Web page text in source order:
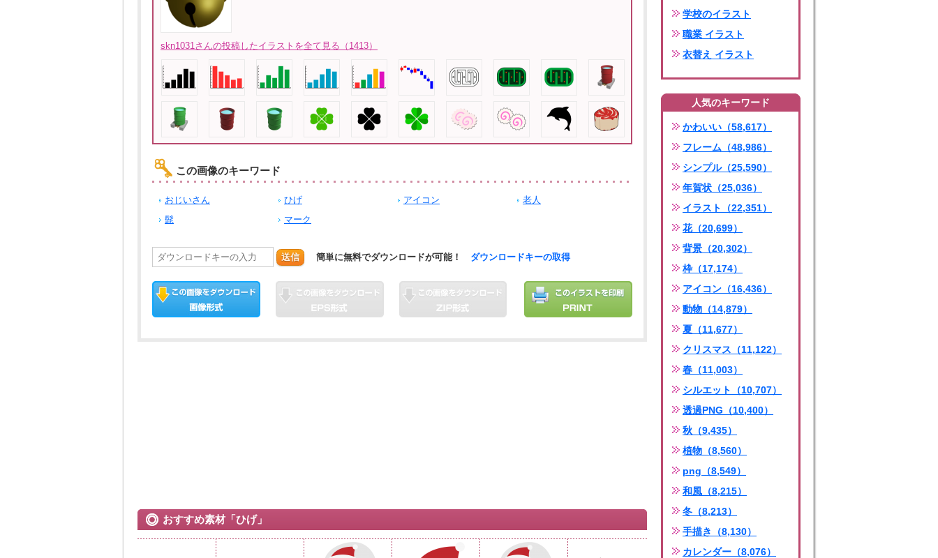
skn1031さんの投稿したイラストを全て見る（1413）
この画像のキーワード
おじいさん ひげ アイコン
老人
髭
マーク
送信 簡単に無料でダウンロードが可能！ ダウンロードキーの取得
おすすめ素材「ひげ」
学校のイラスト
職業 イラスト
衣替え イラスト
人気のキーワード
かわいい（58,617）
フレーム（48,986）
シンプル（25,590）
年賀状（25,036）
イラスト（22,351）
花（20,699）
背景（20,302）
枠（17,174）
アイコン（16,436）
動物（14,879）
夏（11,677）
クリスマス（11,122）
春（11,003）
シルエット（10,707）
透過PNG（10,400）
秋（9,435）
植物（8,560）
png（8,549）
和風（8,215）
冬（8,213）
手描き（8,130）
カレンダー（8,076）